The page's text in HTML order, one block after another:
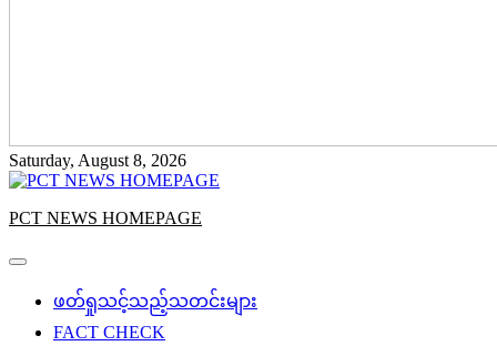
Saturday, August 8, 2026
PCT NEWS HOMEPAGE
ဖတ်ရှုသင့်သည့်သတင်းများ
FACT CHECK